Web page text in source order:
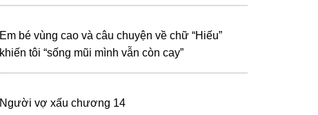
Em bé vùng cao và câu chuyện về chữ “Hiếu”
khiến tôi “sống mũi mình vẫn còn cay”
Người vợ xấu chương 14